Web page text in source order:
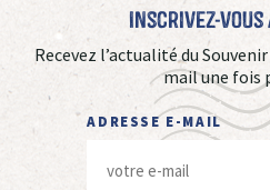
Inscrivez-
Recevez l’actualité du
mail une fois
ADRESSE E-MAIL